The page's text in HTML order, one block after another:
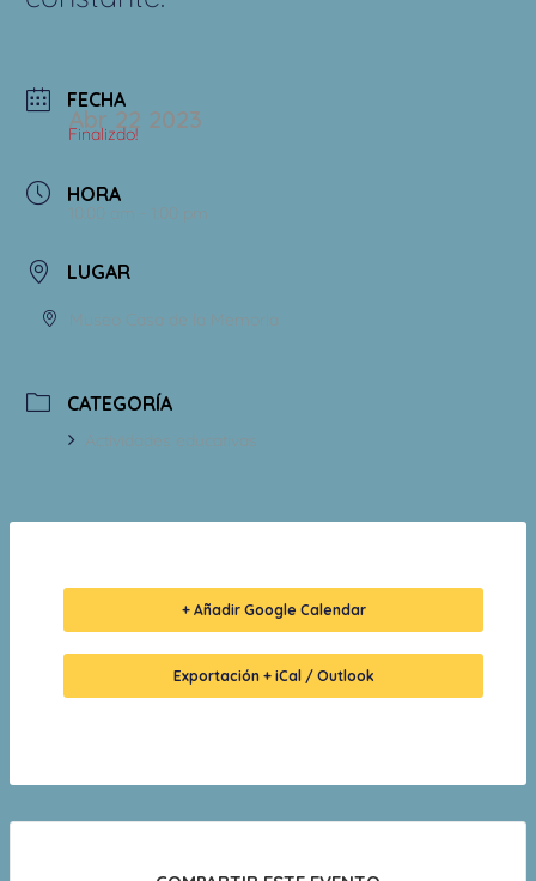
FECHA
Abr 22 2023
Finalizdo!
HORA
10:00 am - 1:00 pm
LUGAR
Museo Casa de la Memoria
CATEGORÍA
Actividades educativas
+ Añadir Google Calendar
Exportación + iCal / Outlook